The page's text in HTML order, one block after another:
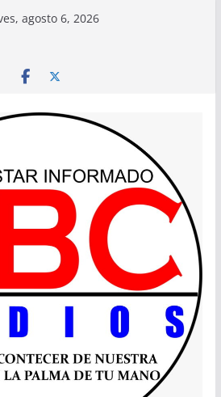
agosto 6, 2026